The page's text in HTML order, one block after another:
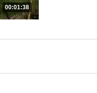
00:01:38